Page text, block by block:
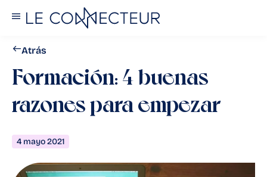
Atrás
Formación: 4 buenas
razones para empezar
4 mayo 2021